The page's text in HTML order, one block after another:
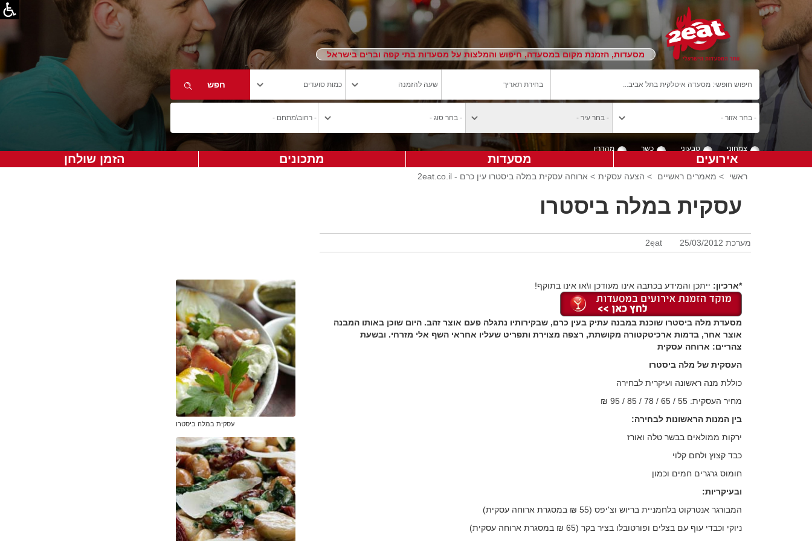
מסעדות, הזמנת מקום במסעדה, חיפוש והמלצות על מסעדות בתי קפה וברים בישראל
צמחוני טבעוני כשר מהדרין
אירועים מסעדות מתכונים הזמן שולחן
ראשי > מאמרים ראשיים > הצעה עסקית > ארוחה עסקית במלה ביסטרו עין כרם - 2eat.co.il
עסקית במלה ביסטרו
מערכת 2eat 25/03/2012
*ארכיון: ייתכן והמידע בכתבה אינו מעודכן ו\או אינו בתוקף!
מסעדת מלה ביסטרו שוכנת במבנה עתיק בעין כרם, שבקירותיו נתגלה פעם אוצר זהב. היום שוכן באותו המבנה
אוצר אחר, בדמות ארכיטקטורה מקושתת, רצפה מצוירת ותפריט שעליו אחראי השף אלי מזרחי. ובשעת
צהריים: ארוחה עסקית
העסקית של מלה ביסטרו
כוללת מנה ראשונה ועיקרית לבחירה
מחיר העסקית: 55 / 65 / 78 / 85 / 95 ₪
בין המנות הראשונות לבחירה:
ירקות ממולאים בבשר טלה ואורז
כבד קצוץ ולחם קלוי
חומוס גרגרים חמים וכמון
ובעיקריות:
המבורגר אנטרקוט בלחמניית בריוש וצ'יפס (55 ₪ במסגרת ארוחה עסקית)
ניוקי וכבדי עוף עם בצלים ופורטובלו בציר בקר (65 ₪ במסגרת ארוחה עסקית)
עסקית במלה ביסטרו